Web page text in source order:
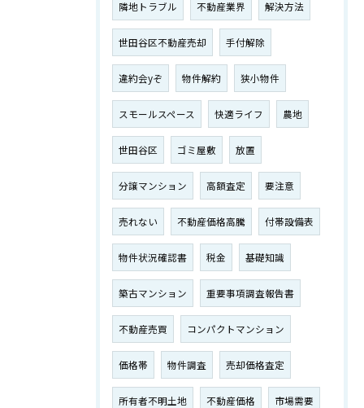
隣地トラブル 不動産業界 解決方法
世田谷区不動産売却 手付解除
違約会yぞ 物件解約 狭小物件
スモールスペース 快適ライフ 農地
世田谷区 ゴミ屋敷 放置
分譲マンション 高額査定 要注意
売れない 不動産価格高騰 付帯設備表
物件状況確認書 税金 基礎知識
築古マンション 重要事項調査報告書
不動産売買 コンパクトマンション
価格帯 物件調査 売却価格査定
所有者不明土地 不動産価格 市場需要